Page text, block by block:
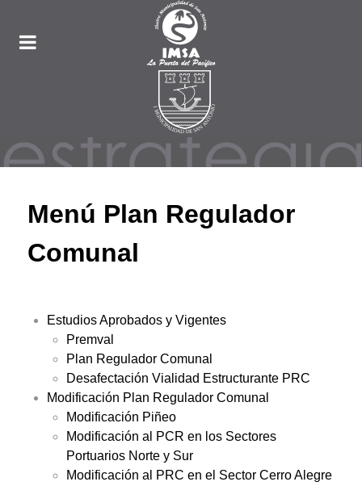
Menú Plan Regulador
Comunal
Estudios Aprobados y Vigentes
Premval
Plan Regulador Comunal
Desafectación Vialidad Estructurante PRC
Modificación Plan Regulador Comunal
Modificación Piñeo
Modificación al PCR en los Sectores
Portuarios Norte y Sur
Modificación al PRC en el Sector Cerro Alegre